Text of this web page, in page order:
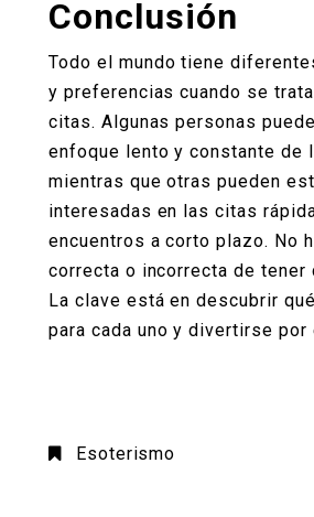
Conclusión
Todo el mundo tiene
y preferencias cuando se
citas. Algunas personas
enfoque lento y constante de
mientras que otras pueden
interesadas en las citas
encuentros a corto plazo. No
correcta o incorrecta de tener
La clave está en descubrir
para cada uno y divertirse por
Esoterismo